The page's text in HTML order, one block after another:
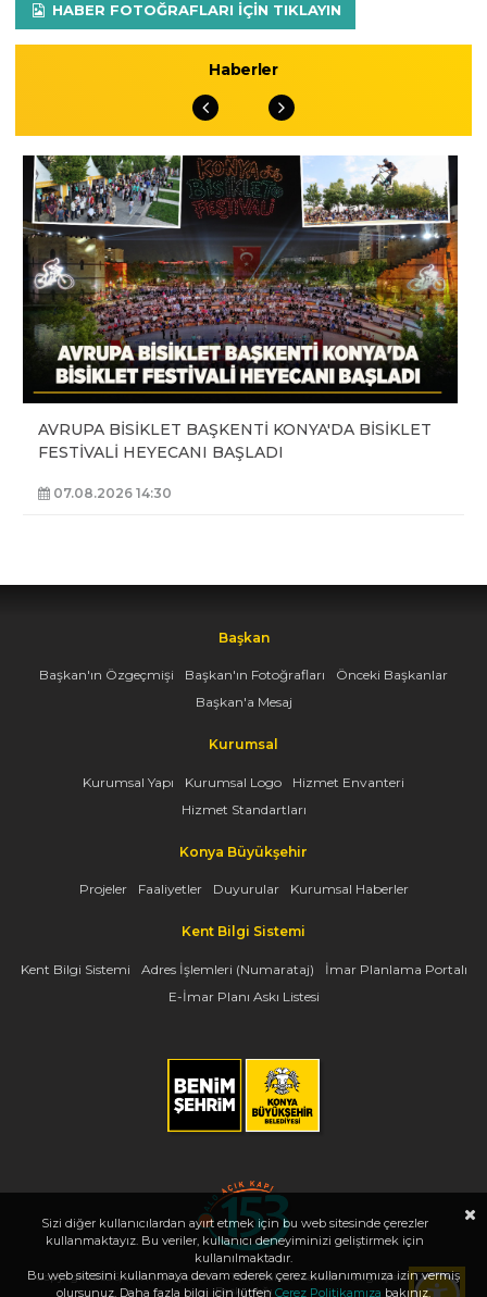
HABER FOTOĞRAFLARI IÇIN TIKLAYIN
Haberler
AVRUPA BİSİKLET BAŞKENTİ KONYA'DA BİSİKLET
FESTİVALİ HEYECANI BAŞLADI
07.08.2026 14:30
Başkan
Başkan'ın Özgeçmişi Başkan'ın Fotoğrafları
Önceki Başkanlar
Başkan'a Mesaj
Kurumsal
Kurumsal Yapı Kurumsal Logo
Hizmet Envanteri
Hizmet Standartları
Konya Büyükşehir
Projeler Faaliyetler Duyurular Kurumsal Haberler
Kent Bilgi Sistemi
Kent Bilgi Sistemi Adres İşlemleri (Numarataj)
İmar Planlama Portalı
E-İmar Planı Askı Listesi
Copyright 2026, www.konya.bel.tr - Tüm Hakları Saklıdır - Bilgi İşlem Dairesi
Başkanlığı
Sizi diğer kullanıcılardan ayırt etmek için bu web sitesinde çerezler
kullanmaktayız. Bu veriler, kullanıcı deneyiminizi geliştirmek için
kullanılmaktadır.
Bu web sitesini kullanmaya devam ederek çerez kullanımımıza izin vermiş
olursunuz. Daha fazla bilgi için lütfen Çerez Politikamıza bakınız.